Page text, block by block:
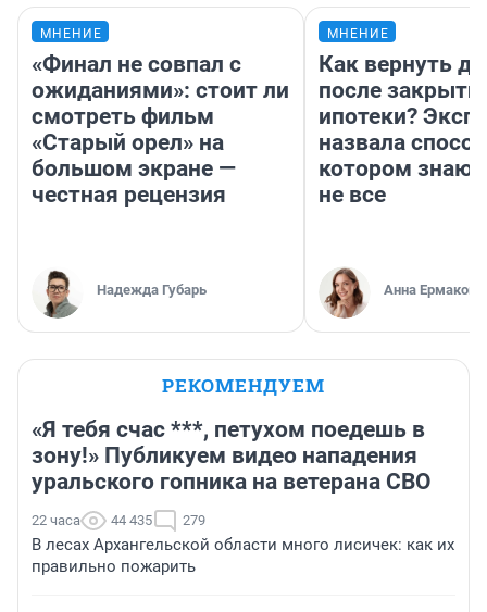
МНЕНИЕ
«Финал не совпал с
ожиданиями»: стоит ли
смотреть фильм
«Старый орел» на
большом экране —
честная рецензия
Надежда Губарь
МНЕНИЕ
Как вернуть
после
ипотеки?
назвала
котором
не все
Анна Ермакова
РЕКОМЕНДУЕМ
«Я тебя счас ***, петухом поедешь в
зону!» Публикуем видео нападения
уральского гопника на ветерана СВО
22 часа 44 435 279
В лесах Архангельской области много лисичек: как их
правильно пожарить